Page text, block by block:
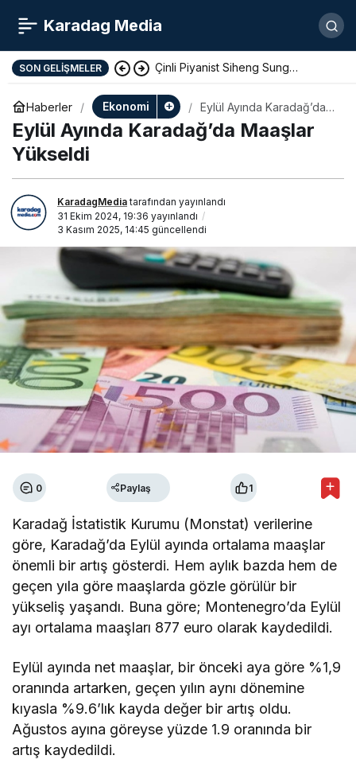
Karadag Media
SON GELIŞMELER Çinli Piyanist Siheng Sung
KotorArt Festivalinde Sahne Alıyor
Haberler Ekonomi
Eylül Ayında Karadağ’da
Maaşlar Yükseldi
Eylül Ayında Karadağ’da Maaşlar
Yükseldi
KaradagMediatarafından yayınlandı
31 Ekim 2024, 19:36 yayınlandı
3 Kasım 2025, 14:45 güncellendi
0 Paylaş 1
Karadağ İstatistik Kurumu (Monstat) verilerine
göre, Karadağ’da Eylül ayında ortalama maaşlar
önemli bir artış gösterdi. Hem aylık bazda hem de
geçen yıla göre maaşlarda gözle görülür bir
yükseliş yaşandı. Buna göre; Montenegro’da Eylül
ayı ortalama maaşları 877 euro olarak kaydedildi.
Eylül ayında net maaşlar, bir önceki aya göre %1,9
oranında artarken, geçen yılın aynı dönemine
kıyasla %9.6’lık kayda değer bir artış oldu.
Ağustos ayına göreyse yüzde 1.9 oranında bir
artış kaydedildi.